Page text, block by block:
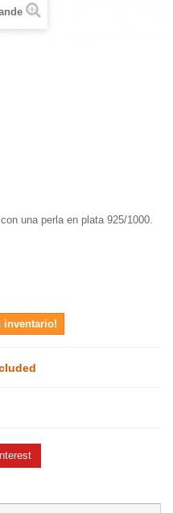
una perla en plata 925/1000.
inventario!